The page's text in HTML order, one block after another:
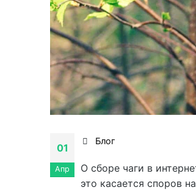
01
Апр
Блог
О сборе чаги в
это касается споров